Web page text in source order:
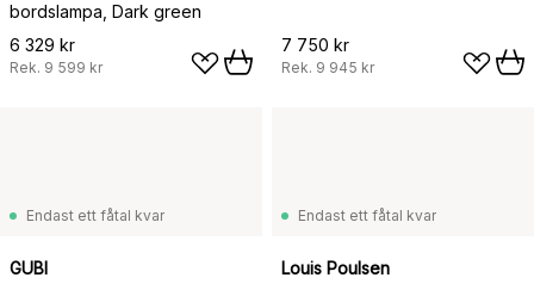
bordslampa, Dark green
6 329 kr
Rek. 9 599 kr
7 750 kr
Rek. 9 945 kr
Endast ett fåtal kvar
GUBI
Endast ett fåtal kvar
Louis Poulsen